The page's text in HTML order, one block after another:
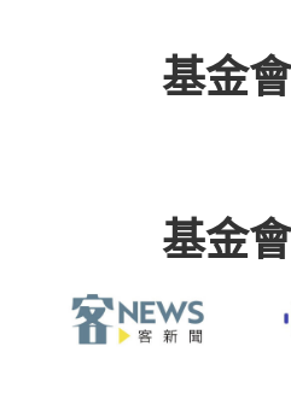
基金
基金